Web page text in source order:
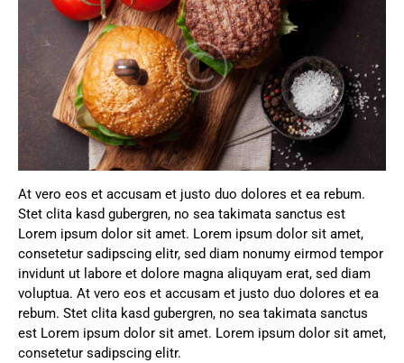
At vero eos et accusam et justo duo dolores et ea rebum.
Stet clita kasd gubergren, no sea takimata sanctus est
Lorem ipsum dolor sit amet. Lorem ipsum dolor sit amet,
consetetur sadipscing elitr, sed diam nonumy eirmod tempor
invidunt ut labore et dolore magna aliquyam erat, sed diam
voluptua. At vero eos et accusam et justo duo dolores et ea
rebum. Stet clita kasd gubergren, no sea takimata sanctus
est Lorem ipsum dolor sit amet. Lorem ipsum dolor sit amet,
consetetur sadipscing elitr.